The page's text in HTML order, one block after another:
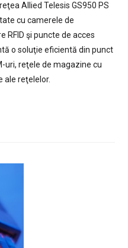
Allied Telesis GS950 PS
cu camerele de
RFID şi puncte de acces
o soluţie eficientă din punct
uri, reţele de magazine cu
ale reţelelor.